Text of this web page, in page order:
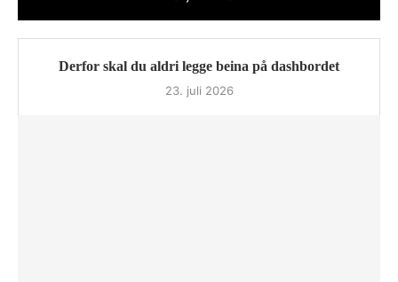
Derfor skal du aldri legge beina på dashbordet
23. juli 2026